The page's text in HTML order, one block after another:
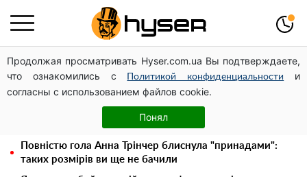
Продолжая просматривать Hyser.com.ua Вы подтверждаете,
что ознакомились с
Политикой конфиденциальности
и
согласны с использованием файлов cookie.
Понял
Дрони із націнкою: Олександр Конотопський вивів
мільйони оборонного бюджету через фіктивну фірму в
Естонії
Гола Олена Тополя у цікавих позах змусила відвисати
щелепи: злив відео – було лише початком
Повністю гола Анна Трінчер блиснула "принадами":
таких розмірів ви ще не бачили